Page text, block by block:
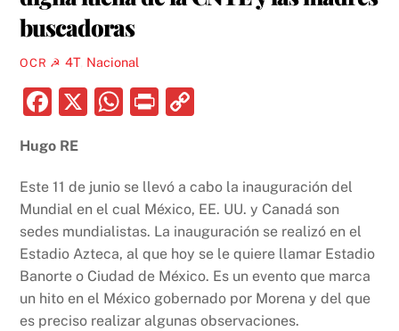
buscadoras
OCR ☭ 4T, Nacional
F
c
e
b
o
o
k
X
W
s
A
p
p
P
y
Li
n
k
Hugo RE
Este 11 de junio se llevó a cabo la inauguración del
Mundial en el cual México, EE. UU. y Canadá son
sedes mundialistas. La inauguración se realizó en el
Estadio Azteca, al que hoy se le quiere llamar Estadio
Banorte o Ciudad de México. Es un evento que marca
un hito en el México gobernado por Morena y del que
es preciso realizar algunas observaciones.